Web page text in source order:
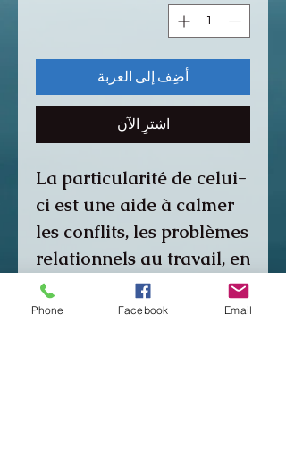
أضِف إلى العربة
اشترِ الآن
La particularité de celui-
ci est une aide à calmer
les conflits, les problèmes
relationnels au travail, en
famille.
Phone Facebook Email